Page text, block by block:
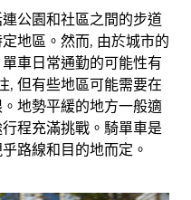
公園和社區之間的步道
地區。然而, 由於城市的
車日常通勤的可能性有
, 但有些地區可能需要在
地勢平緩的地方一般適
程充滿挑戰。騎單車是
路線和目的地而定。